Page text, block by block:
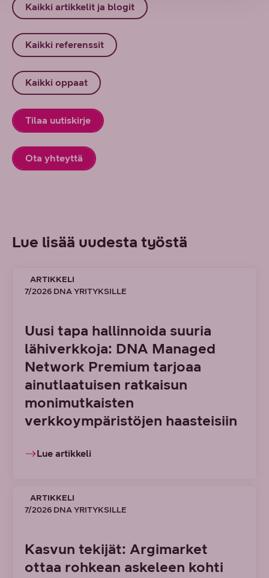
Kaikki artikkelit ja blogit
Kaikki referenssit
Kaikki oppaat
Tilaa uutiskirje
Ota yhteyttä
Lue lisää uudesta työstä
ARTIKKELI
7/2026 DNA YRITYKSILLE
Uusi tapa hallinnoida suuria
lähiverkkoja: DNA Managed
Network Premium tarjoaa
ainutlaatuisen ratkaisun
monimutkaisten
verkkoympäristöjen haasteisiin
Lue artikkeli
ARTIKKELI
7/2026 DNA YRITYKSILLE
Kasvun tekijät: Argimarket
ottaa rohkean askeleen kohti